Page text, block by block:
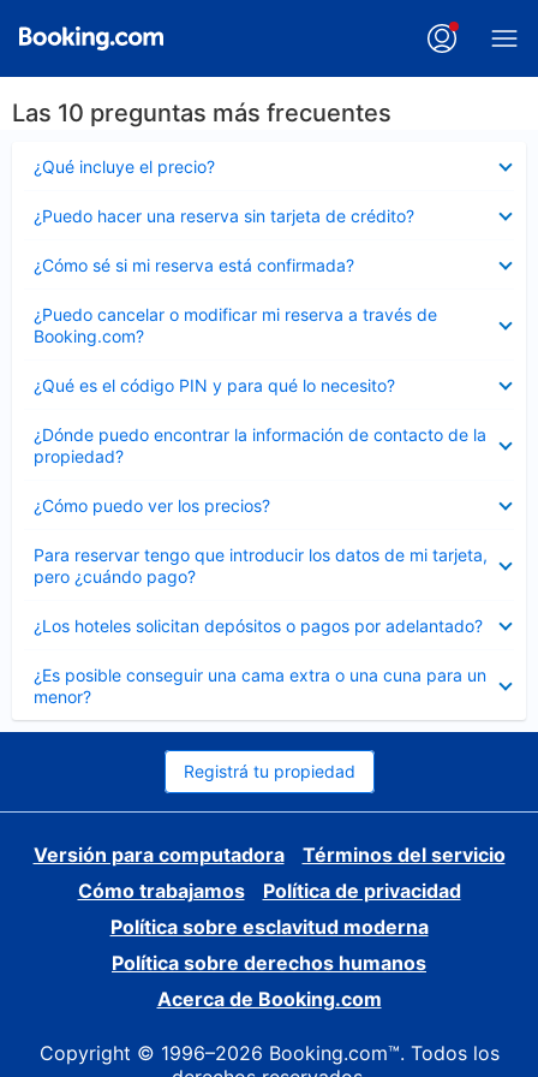
Las 10 preguntas más frecuentes
¿Qué incluye el precio?
cerrado
¿Puedo hacer una reserva sin tarjeta de crédito?
cerrado
¿Cómo sé si mi reserva está confirmada?
cerrado
¿Puedo cancelar o modificar mi reserva a través de
Booking.com?
cerrado
¿Qué es el código PIN y para qué lo necesito?
cerrado
¿Dónde puedo encontrar la información de contacto de la
propiedad?
cerrado
¿Cómo puedo ver los precios?
cerrado
Para reservar tengo que introducir los datos de mi tarjeta,
pero ¿cuándo pago?
cerrado
¿Los hoteles solicitan depósitos o pagos por adelantado?
cerrado
¿Es posible conseguir una cama extra o una cuna para un
menor?
cerrado
Registrá tu propiedad
Versión para computadora
Términos del servicio
Cómo trabajamos
Política de privacidad
Política sobre esclavitud moderna
Política sobre derechos humanos
Acerca de Booking.com
Copyright © 1996–2026 Booking.com™. Todos los